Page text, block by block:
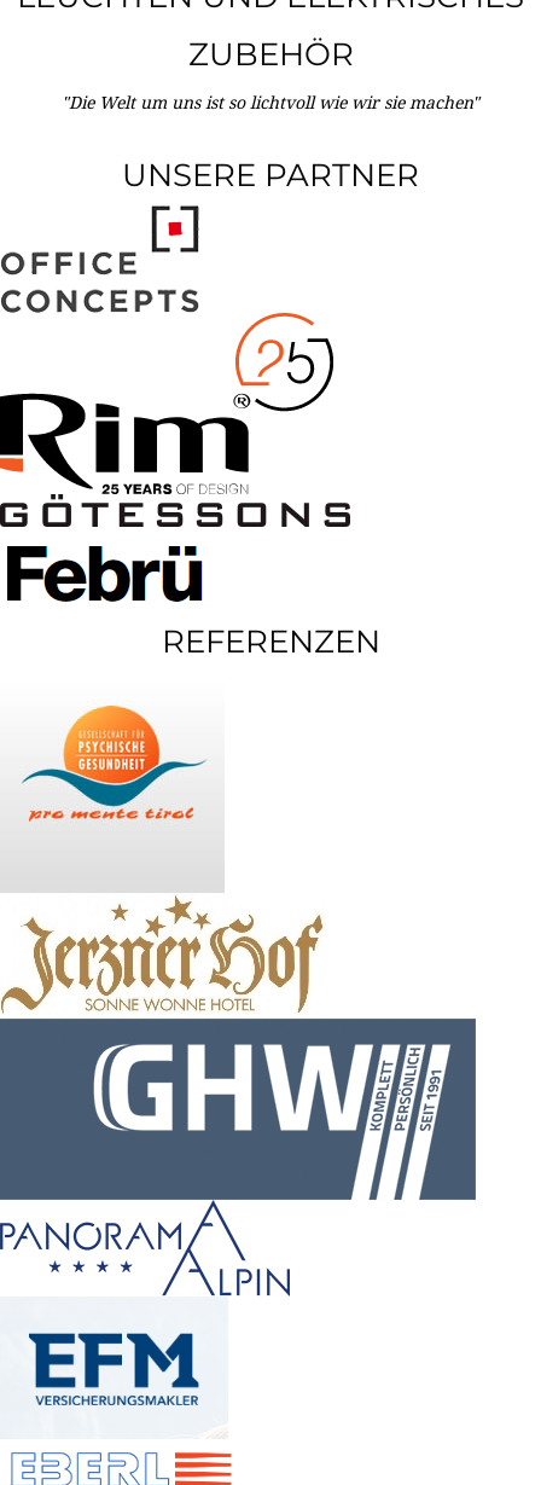
ZUBEHÖR
"Die Welt um uns ist so lichtvoll wie wir sie machen"
UNSERE PARTNER
REFERENZEN